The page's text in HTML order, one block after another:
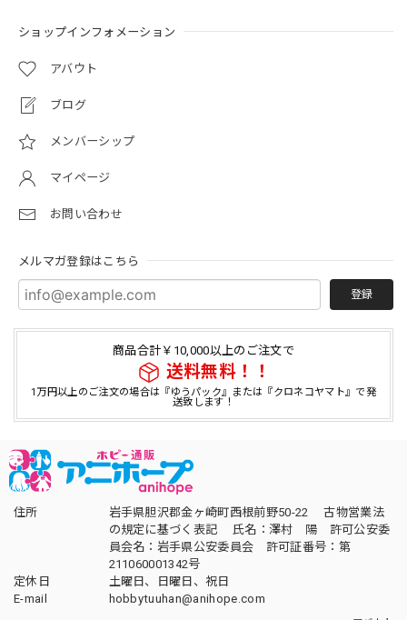
ショップインフォメーション
アバウト
ブログ
メンバーシップ
マイページ
お問い合わせ
メルマガ登録はこちら
登録
商品合計￥10,000以上のご注文で
送料無料！！
1万円以上のご注文の場合は『ゆうパック』または『クロネコヤマト』で発
送致します！
住所
岩手県胆沢郡金ヶ崎町西根前野50-22 古物営業法
の規定に基づく表記 氏名：澤村 陽 許可公安委
員会名：岩手県公安委員会 許可証番号：第
211060001342号
定休日
土曜日、日曜日、祝日
E-mail
hobbytuuhan@anihope.com